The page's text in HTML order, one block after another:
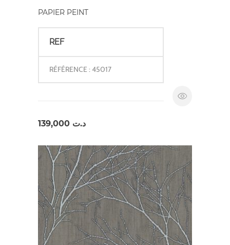
PAPIER PEINT
REF
RÉFÉRENCE : 45017
د.ت